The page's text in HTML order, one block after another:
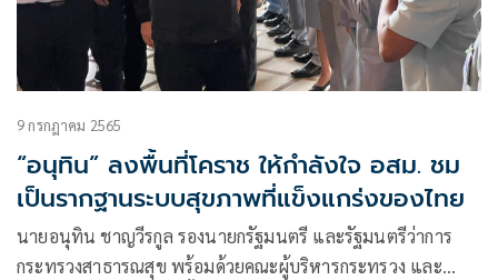
9 กรกฎาคม 2565
“อนุทิน” ลงพื้นที่โคราช ให้กำลังใจ อสม. ชม
เป็นรากฐานระบบสุขภาพที่แข็งแกร่งของไทย
นายอนุทิน ชาญวีรกูล รองนายกรัฐมนตรี และรัฐมนตรีว่าการ
กระทรวงสาธารณสุข พร้อมด้วยคณะผู้บริหารกระทรวง และ